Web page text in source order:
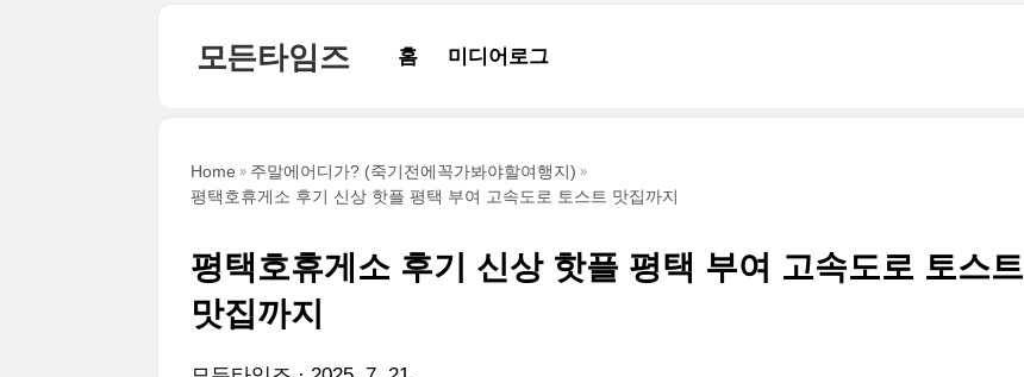
모든타임즈 홈 미디어로그
Home
주말에어디가? (죽기전에꼭가봐야할여행지)
평택호휴게소 후기 신상 핫플 평택 부여 고속도로 토스트 맛집까지
평택호휴게소 후기 신상 핫플 평택 부여 고속도로 토스트
맛집까지